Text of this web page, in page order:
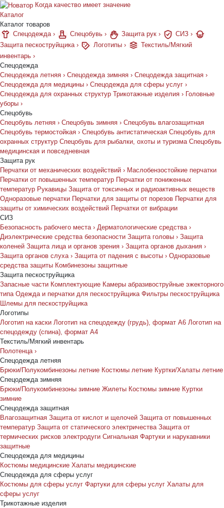
Когда качество имеет значение
Каталог
Каталог товаров
Спецодежда › Спецобувь › Защита рук › СИЗ ›
Защита пескоструйщика › Логотипы ›
Текстиль/Мягкий
инвентарь ›
Спецодежда
Спецодежда летняя › Спецодежда зимняя › Спецодежда защитная ›
Спецодежда для медицины › Спецодежда для сферы услуг ›
Спецодежда для охранных структур Трикотажные изделия › Головные
уборы ›
Спецобувь
Спецобувь летняя › Спецобувь зимняя › Спецобувь влагозащитная
Спецобувь термостойкая › Спецобувь антистатическая Спецобувь для
охранных структур Спецобувь для рыбалки, охоты и туризма Спецобувь
медицинская и повседневная
Защита рук
Перчатки от механических воздействий › Маслобензостойкие перчатки
Перчатки от повышенных температур Перчатки от пониженных
температур Рукавицы Защита от токсичных и радиоактивных веществ
Одноразовые перчатки Перчатки для защиты от порезов Перчатки для
защиты от химических воздействий Перчатки от вибрации
СИЗ
Безопасность рабочего места › Дерматологические средства ›
Диэлектрические средства безопасности Защита головы › Защита
коленей Защита лица и органов зрения › Защита органов дыхания ›
Защита органов слуха › Защита от падения с высоты › Одноразовые
средства защиты Комбинезоны защитные
Защита пескоструйщика
Запасные части Комплектующие Камеры абразивоструйные эжекторного
типа Одежда и перчатки для пескоструйщика Фильтры пескоструйщика
Шлемы для пескоструйщика
Логотипы
Логотип на каски Логотип на спецодежду (грудь), формат А6 Логотип на
спецодежду (спина), формат А4
Текстиль/Мягкий инвентарь
Полотенца ›
Спецодежда летняя
Брюки/Полукомбинезоны летние Костюмы летние Куртки/Халаты летние
Спецодежда зимняя
Брюки/Полукомбинезоны зимние Жилеты Костюмы зимние Куртки
зимние
Спецодежда защитная
Влагозащитная Защита от кислот и щелочей Защита от повышенных
температур Защита от статического электричества Защита от
термических рисков электродуги Сигнальная Фартуки и нарукавники
защитные
Спецодежда для медицины
Костюмы медицинские Халаты медицинские
Спецодежда для сферы услуг
Костюмы для сферы услуг Фартуки для сферы услуг Халаты для
сферы услуг
Трикотажные изделия